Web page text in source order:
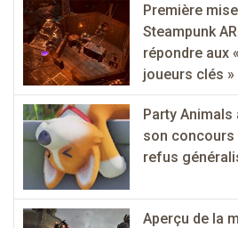
Première
Steampunk
répondre aux
joueurs clés »
Party
son concours
refus
Aperçu de la